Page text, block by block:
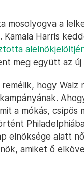
mosolyogva a
Kamala Harris
meg együtt az új
hogy Walz
a mókás,
elnöksége alatt
amiket ő